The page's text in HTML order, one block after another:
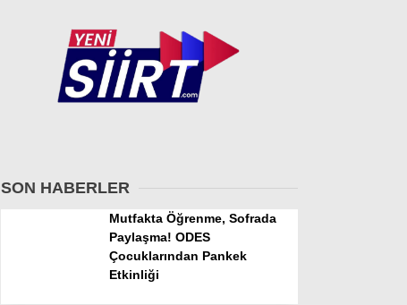
SON HABERLER
Mutfakta Öğrenme, Sofrada
Paylaşma! ODES
Çocuklarından Pankek
Etkinliği